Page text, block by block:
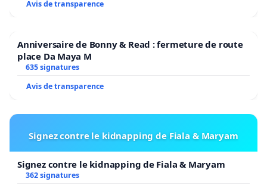
Avis de transparence
Anniversaire de Bonny & Read : fermeture de route
place Da Maya M
635 signatures
Avis de transparence
Signez contre le kidnapping de Fiala & Maryam
Signez contre le kidnapping de Fiala & Maryam
362 signatures